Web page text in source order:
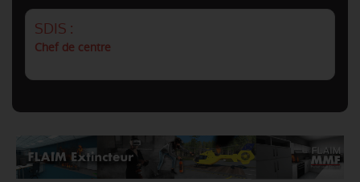
SDIS :
Chef de centre